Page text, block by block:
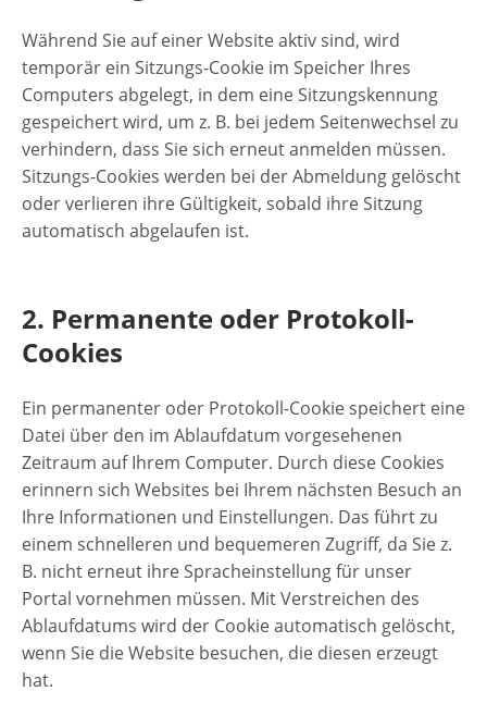
Während Sie auf einer Website aktiv sind, wird
temporär ein Sitzungs-Cookie im Speicher Ihres
Computers abgelegt, in dem eine Sitzungskennung
gespeichert wird, um z. B. bei jedem Seitenwechsel zu
verhindern, dass Sie sich erneut anmelden müssen.
Sitzungs-Cookies werden bei der Abmeldung gelöscht
oder verlieren ihre Gültigkeit, sobald ihre Sitzung
automatisch abgelaufen ist.
2. Permanente oder Protokoll-
Cookies
Ein permanenter oder Protokoll-Cookie speichert eine
Datei über den im Ablaufdatum vorgesehenen
Zeitraum auf Ihrem Computer. Durch diese Cookies
erinnern sich Websites bei Ihrem nächsten Besuch an
Ihre Informationen und Einstellungen. Das führt zu
einem schnelleren und bequemeren Zugriff, da Sie z.
B. nicht erneut ihre Spracheinstellung für unser
Portal vornehmen müssen. Mit Verstreichen des
Ablaufdatums wird der Cookie automatisch gelöscht,
wenn Sie die Website besuchen, die diesen erzeugt
hat.